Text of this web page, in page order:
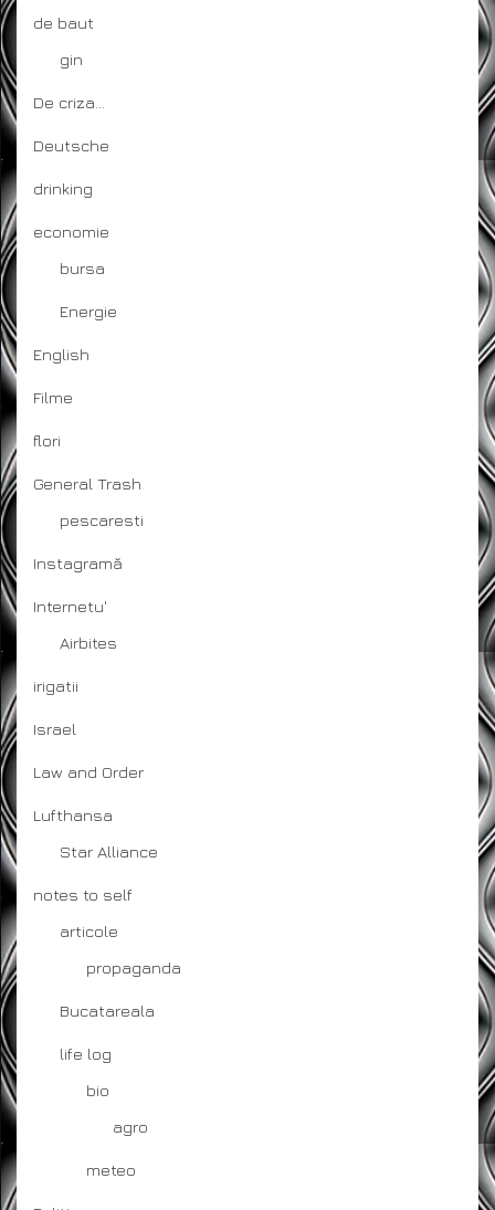
de baut
gin
De criza…
Deutsche
drinking
economie
bursa
Energie
English
Filme
flori
General Trash
pescaresti
Instagramă
Internetu'
Airbites
irigatii
Israel
Law and Order
Lufthansa
Star Alliance
notes to self
articole
propaganda
Bucatareala
life log
bio
agro
meteo